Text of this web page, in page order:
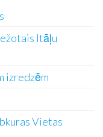
Itāļu
izredzēm
Vietas